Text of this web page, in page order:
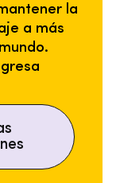
la
a más